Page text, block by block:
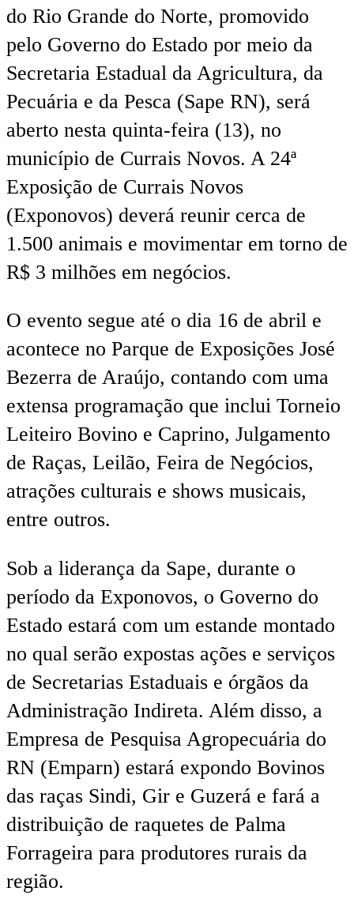
do Rio Grande do Norte, promovido
pelo Governo do Estado por meio da
Secretaria Estadual da Agricultura, da
Pecuária e da Pesca (Sape RN), será
aberto nesta quinta-feira (13), no
município de Currais Novos. A 24ª
Exposição de Currais Novos
(Exponovos) deverá reunir cerca de
1.500 animais e movimentar em torno de
R$ 3 milhões em negócios.
O evento segue até o dia 16 de abril e
acontece no Parque de Exposições José
Bezerra de Araújo, contando com uma
extensa programação que inclui Torneio
Leiteiro Bovino e Caprino, Julgamento
de Raças, Leilão, Feira de Negócios,
atrações culturais e shows musicais,
entre outros.
Sob a liderança da Sape, durante o
período da Exponovos, o Governo do
Estado estará com um estande montado
no qual serão expostas ações e serviços
de Secretarias Estaduais e órgãos da
Administração Indireta. Além disso, a
Empresa de Pesquisa Agropecuária do
RN (Emparn) estará expondo Bovinos
das raças Sindi, Gir e Guzerá e fará a
distribuição de raquetes de Palma
Forrageira para produtores rurais da
região.